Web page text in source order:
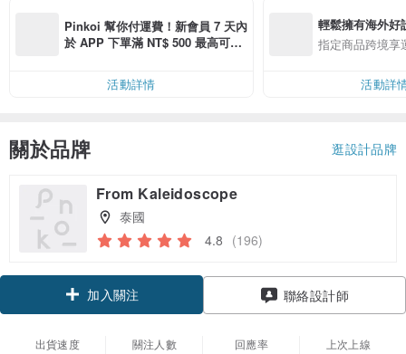
Pinkoi 幫你付運費！新會員 7 天內
於 APP 下單滿 NT$ 500 最高可折
活動詳情
輕鬆擁有海外好
指定商品跨境享
活動詳
關於品牌 逛設計品牌
From Kaleidoscope
泰國
4.8 (196)
加入關注 聯絡設計師
出貨速度
關注人數
回應率
上次上線